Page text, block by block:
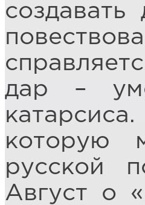
создавать
дар –
которую
русской
Август о